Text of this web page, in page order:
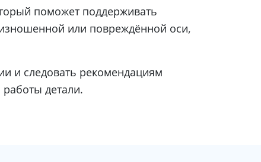
поможет поддерживать
или повреждённой оси,
и следовать рекомендациям
детали.